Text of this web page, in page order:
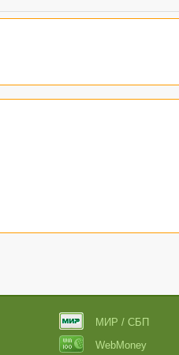
счастья!)))
МИР / СБП
WebMoney